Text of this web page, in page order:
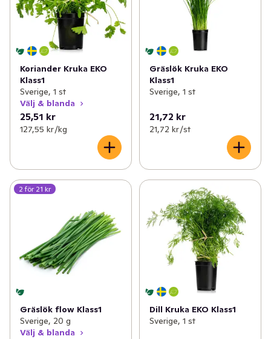
Koriander Kruka EKO
Klass1
Sverige, 1 st
Välj & blanda
25,51 kr
127,55 kr /kg
Gräslök Kruka EKO
Klass1
Sverige, 1 st
21,72 kr
21,72 kr /st
2 för 21 kr
Gräslök flow Klass1
Sverige, 20 g
Välj & blanda
Dill Kruka EKO Klass1
Sverige, 1 st